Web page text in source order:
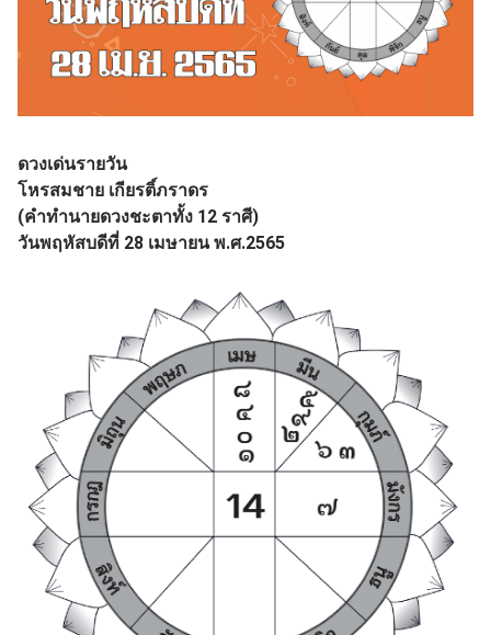
ดวงเด่นรายวัน
โหรสมชาย เกียรติ์ภราดร
(คำทำนายดวงชะตาทั้ง 12 ราศี)
วันพฤหัสบดีที่ 28 เมษายน พ.ศ.2565